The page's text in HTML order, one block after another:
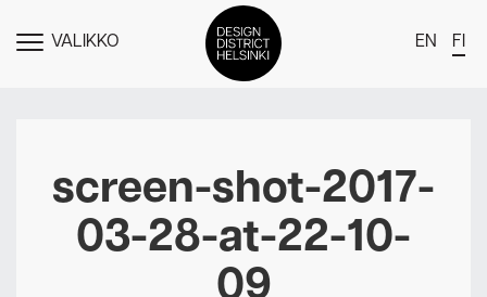
NÄYTÄVALIKKO EN FI
Jäsenet
Tapahtumat
Uutiset
screen-shot-2017-
03-28-at-22-10-